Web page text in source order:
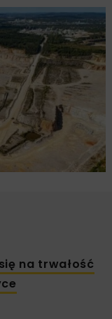
na trwałość